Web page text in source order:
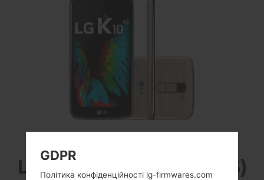
LG K420DS (LGK420DS)
GDPR
Політика конфіденційності lg-firmwares.com